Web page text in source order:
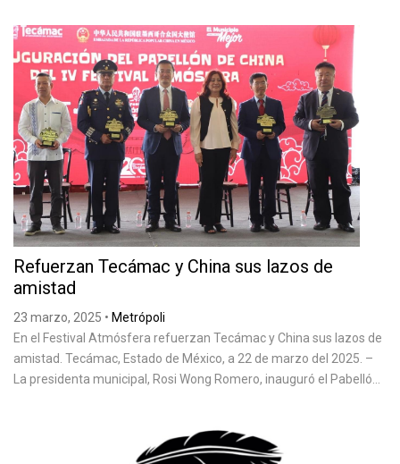
Refuerzan Tecámac y China sus lazos de
amistad
23 marzo, 2025 • Metrópoli
En el Festival Atmósfera refuerzan Tecámac y China sus lazos de
amistad. Tecámac, Estado de México, a 22 de marzo del 2025. –
La presidenta municipal, Rosi Wong Romero, inauguró el Pabelló...